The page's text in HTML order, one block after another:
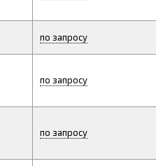
по запросу
по запросу
по запросу